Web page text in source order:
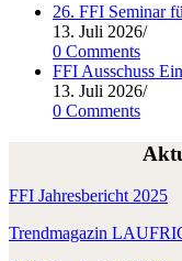
26. FFI Seminar
13. Juli 2026/
0 Comments
FFI Ausschuss
13. Juli 2026/
0 Comments
FFI Jah­res­be­richt 2025
Trend­ma­ga­zin